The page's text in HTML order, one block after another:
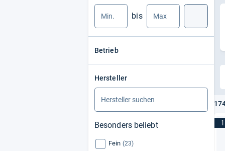
bis
Betrieb
Hersteller
Besonders beliebt
Fein (23)
1